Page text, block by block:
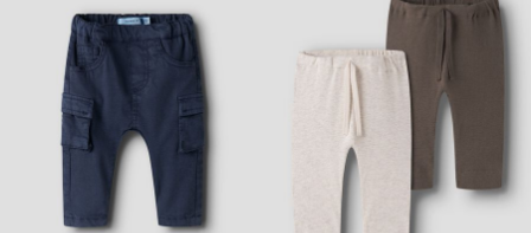
dansk